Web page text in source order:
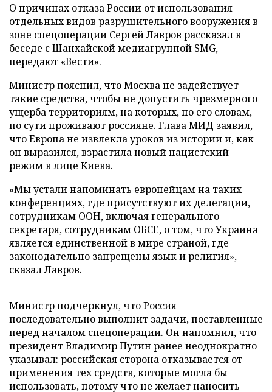
О причинах отказа России от использования
отдельных видов разрушительного вооружения в
зоне спецоперации Сергей Лавров рассказал в
беседе с Шанхайской медиагруппой SMG,
передают «Вести».
Министр пояснил, что Москва не задействует
такие средства, чтобы не допустить чрезмерного
ущерба территориям, на которых, по его словам,
по сути проживают россияне. Глава МИД заявил,
что Европа не извлекла уроков из истории и, как
он выразился, взрастила новый нацистский
режим в лице Киева.
«Мы устали напоминать европейцам на таких
конференциях, где присутствуют их делегации,
сотрудникам ООН, включая генерального
секретаря, сотрудникам ОБСЕ, о том, что Украина
является единственной в мире страной, где
законодательно запрещены язык и религия», –
сказал Лавров.
Министр подчеркнул, что Россия
последовательно выполнит задачи, поставленные
перед началом спецоперации. Он напомнил, что
президент Владимир Путин ранее неоднократно
указывал: российская сторона отказывается от
применения тех средств, которые могла бы
использовать, потому что не желает наносить